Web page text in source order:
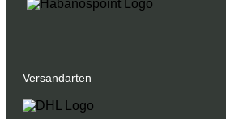
Versandarten